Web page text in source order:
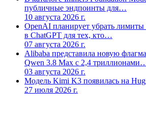
публичные эндпоинты для…
10 августа 2026 г.
OpenAI планирует убрать лимиты
в ChatGPT для тех, кто…
07 августа 2026 г.
Alibaba представила новую
Qwen 3.8 Max с 2,4
03 августа 2026 г.
Модель Kimi K3 появилась на
27 июля 2026 г.